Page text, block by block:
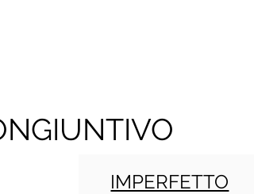
IMPERFETTO